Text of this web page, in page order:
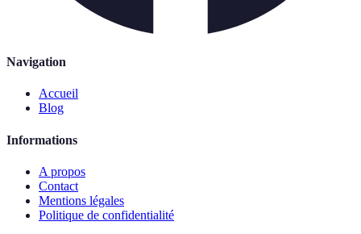
Navigation
Accueil
Blog
Informations
A propos
Contact
Mentions légales
Politique de confidentialité